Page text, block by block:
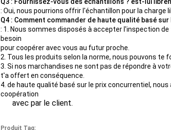
: Oui, nous pourrions offrir l'échantillon pour la charge
Q4 : Comment commander de haute qualité basé
: 1. Nous sommes disposés à accepter l'inspection de
besoin
pour coopérer avec vous au futur proche.
2. Tous les produits selon la norme, nous pouvons te
3. Si nos marchandises ne sont pas de répondre à
t'a offert en conséquence.
4. de haute qualité basé sur le prix concurrentiel,
coopération
avec par le client.
Produit Tag: